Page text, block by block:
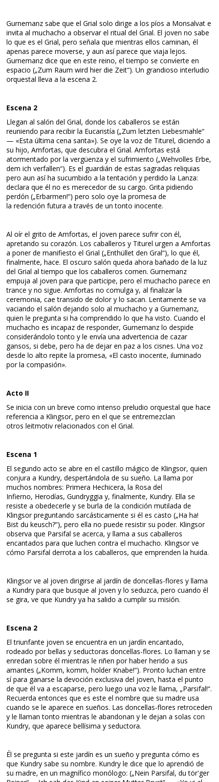
Gurnemanz sabe que el Grial solo dirige a los píos a Monsalvat e
invita al muchacho a observar el ritual del Grial. El joven no sabe
lo que es el Grial, pero señala que mientras ellos caminan, él
apenas parece moverse, y aun así parece que viaja lejos.
Gurnemanz dice que en este reino, el tiempo se convierte en
espacio („Zum Raum wird hier die Zeit“). Un grandioso interludio
orquestal lleva a la escena 2.
Escena 2
Llegan al salón del Grial, donde los caballeros se están
reuniendo para recibir la Eucaristía („Zum letzten Liebesmahle“
— «Esta última cena santa»). Se oye la voz de Titurel, diciendo a
su hijo, Amfortas, que descubra el Grial. Amfortas está
atormentado por la vergüenza y el sufrimiento („Wehvolles Erbe,
dem ich verfallen“). Es el guardián de estas sagradas reliquias
pero aun así ha sucumbido a la tentación y perdido la Lanza:
declara que él no es merecedor de su cargo. Grita pidiendo
perdón („Erbarmen!“) pero solo oye la promesa de
la redención futura a través de un tonto inocente.
Al oír el grito de Amfortas, el joven parece sufrir con él,
apretando su corazón. Los caballeros y Titurel urgen a Amfortas
a poner de manifiesto el Grial („Enthüllet den Gral“), lo que él,
finalmente, hace. El oscuro salón queda ahora bañado de la luz
del Grial al tiempo que los caballeros comen. Gurnemanz
empuja al joven para que participe, pero el muchacho parece en
trance y no sigue. Amfortas no comulga y, al finalizar la
ceremonia, cae transido de dolor y lo sacan. Lentamente se va
vaciando el salón dejando solo al muchacho y a Gurnemanz,
quien le pregunta si ha comprendido lo que ha visto. Cuando el
muchacho es incapaz de responder, Gurnemanz lo despide
considerándolo tonto y le envía una advertencia de cazar
gansos, si debe, pero ha de dejar en paz a los cisnes. Una voz
desde lo alto repite la promesa, «El casto inocente, iluminado
por la compasión».
Acto II
Se inicia con un breve como intenso preludio orquestal que hace
referencia a Klingsor, pero en el que se entremezclan
otros leitmotiv relacionados con el Grial.
Escena 1
El segundo acto se abre en el castillo mágico de Klingsor, quien
conjura a Kundry, despertándola de su sueño. La llama por
muchos nombres: Primera Hechicera, la Rosa del
Infierno, Herodías, Gundryggia y, finalmente, Kundry. Ella se
resiste a obedecerle y se burla de la condición mutilada de
Klingsor preguntando sarcásticamente si él es casto („Ha ha!
Bist du keusch?“), pero ella no puede resistir su poder. Klingsor
observa que Parsifal se acerca, y llama a sus caballeros
encantados para que luchen contra el muchacho. Klingsor ve
cómo Parsifal derrota a los caballeros, que emprenden la huida.
Klingsor ve al joven dirigirse al jardín de doncellas-flores y llama
a Kundry para que busque al joven y lo seduzca, pero cuando él
se gira, ve que Kundry ya ha salido a cumplir su misión.
Escena 2
El triunfante joven se encuentra en un jardín encantado,
rodeado por bellas y seductoras doncellas-flores. Lo llaman y se
enredan sobre él mientras le riñen por haber herido a sus
amantes („Komm, komm, holder Knabe!“). Pronto luchan entre
sí para ganarse la devoción exclusiva del joven, hasta el punto
de que él va a escaparse, pero luego una voz le llama, „Parsifal!“.
Recuerda entonces que es este el nombre que su madre usa
cuando se le aparece en sueños. Las doncellas-flores retroceden
y le llaman tonto mientras le abandonan y le dejan a solas con
Kundry, que aparece bellísima y seductora.
Él se pregunta si este jardín es un sueño y pregunta cómo es
que Kundry sabe su nombre. Kundry le dice que lo aprendió de
su madre, en un magnífico monólogo: („Nein Parsifal, du tör'ger